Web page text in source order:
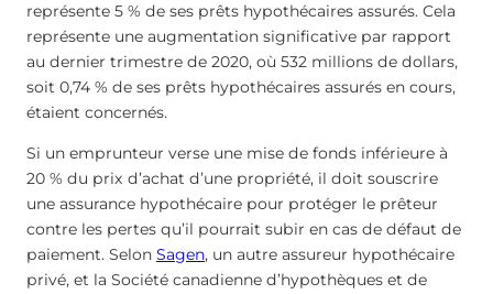
représente 5 % de ses prêts hypothécaires assurés. Cela
représente une augmentation significative par rapport
au dernier trimestre de 2020, où 532 millions de dollars,
soit 0,74 % de ses prêts hypothécaires assurés en cours,
étaient concernés.
Si un emprunteur verse une mise de fonds inférieure à
20 % du prix d’achat d’une propriété, il doit souscrire
une assurance hypothécaire pour protéger le prêteur
contre les pertes qu’il pourrait subir en cas de défaut de
paiement. Selon Sagen, un autre assureur hypothécaire
privé, et la Société canadienne d’hypothèques et de